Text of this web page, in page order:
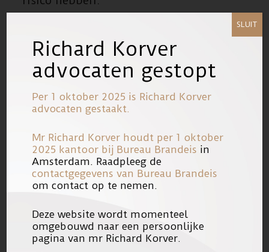
Voornoemde laat de indruk achter dat
er kennelijk meer kamers met
zonder afluistermogelijkheden zijn
alwaar advocaten contact kunnen
hebben met hun clienten. Je zou toch
zijn.
Ook deze brief is door mr. Korver
doorgespeeld aan de Orde van
Advocaten en de Minister van
Veiligheid en Justitie met de oproep er
Richard Korver
advocaten gestopt
Per 1 oktober 2025 is Richard Korver
advocaten gestaakt.
Mr Richard Korver houdt per 1 oktober
2025 kantoor bij Bureau Brandeis in
Amsterdam. Raadpleeg de
contactgegevens van Bureau Brandeis
om contact op te nemen.
Deze website wordt momenteel
omgebouwd naar een persoonlijke
pagina van mr Richard Korver.
SLUIT